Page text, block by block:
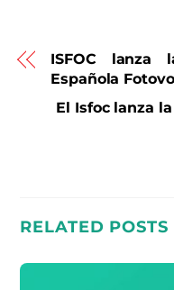
ISFOC lanza
Española
El Isfoc lanza
RELATED POSTS